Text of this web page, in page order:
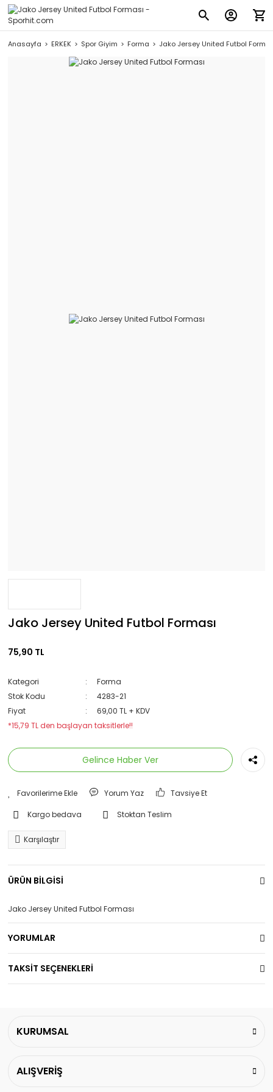
Anasayfa ERKEK Spor Giyim Forma Jako Jersey United Futbol
Jako Jersey United Futbol Forması
75,90 TL
Kategori
Forma
Stok Kodu
4283-21
Fiyat
69,00 TL + KDV
*15,79 TL den başlayan taksitlerle!!
Gelince Haber Ver
Yorum Yaz Tavsiye Et
Kargo bedava Stoktan Teslim
Karşılaştır
ÜRÜN BİLGİSİ
Jako Jersey United Futbol Forması
YORUMLAR
TAKSİT SEÇENEKLERİ
KURUMSAL
ALIŞVERİŞ